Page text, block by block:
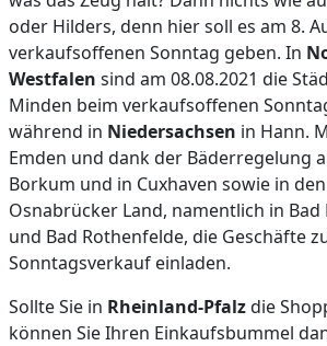
oder Hilders, denn hier soll es am 8.
verkaufsoffenen Sonntag geben. In
Westfalen sind am 08.08.2021 die
Minden beim verkaufsoffenen
während in Niedersachsen in Hann.
Emden und dank der Bäderregelung
Borkum und in Cuxhaven sowie in
Osnabrücker Land, namentlich in Bad
und Bad Rothenfelde, die Geschäfte
Sonntagsverkauf einladen.
Sollte Sie in Rheinland-Pfalzdie
können Sie Ihren Einkaufsbummel